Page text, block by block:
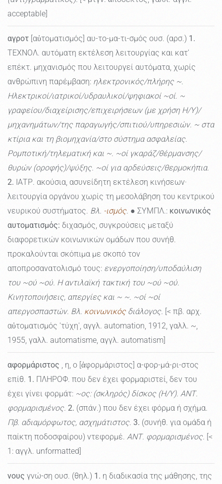
acceptable]
αγροτ [αὐτοματισμός] αυ-το-μα-τι-σμός ουσ. (αρσ.) 1.
ΤΕΧΝΟΛ. αυτόματη εκτέλεση λειτουργίας και κατ'
επέκτ. μηχανισμός που λειτουργεί αυτόματα, χωρίς
ανθρώπινη παρέμβαση: ηλεκτρονικός/πλήρης ~.
Ηλεκτρικοί/ιατρικοί/υδραυλικοί/ψηφιακοί ~οί. ~
γραφείου/διαχείρισης/επιχειρήσεων (με χρήση Η/Υ)/
μηχανημάτων/της παραγωγής/σπιτιού/υπηρεσιών. ~ στα
κτίρια και τη βιομηχανία/στο σύστημα ασφαλείας.
Ρομποτική/τηλεματική και ~. ~οί γκαράζ/θέρμανσης/
θυρών (οροφής)/ψύξης. ~οί για αρδεύσεις/θερμοκήπια.
2. ΙΑΤΡ. ακούσια, ασυνείδητη εκτέλεση κινήσεων·
λειτουργία οργάνου χωρίς τη μεσολάβηση του κεντρικού
νευρικού συστήματος. Βλ. -ισμός. ● ΣΥΜΠΛ.: κοινωνικός
αυτοματισμός: διχασμός, συγκρούσεις μεταξύ
διαφορετικών κοινωνικών ομάδων που συνήθ.
προκαλούνται σκόπιμα με σκοπό τον
αποπροσανατολισμό τους: ενεργοποίηση/υποδαύλιση
του ~ού ~ού. Η αντιλαϊκή τακτική του ~ού ~ού.
Κινητοποιήσεις, απεργίες και ~ ~. ~οί ~οί
απεργοσπαστών. Βλ. κοινωνικόςδιάλογος. [< πβ. αρχ.
αὐτοματισμός 'τύχη', αγγλ. automation, 1912, γαλλ. ~,
1955, γαλλ. automatisme, αγγλ. automatism]
αφορμάριστος , η, ο [ἀφορμάριστος] α-φορ-μά-ρι-στος
επίθ. 1. ΠΛΗΡΟΦ. που δεν έχει φορμαριστεί, δεν του
έχει γίνει φορμάτ: ~ος: (σκληρός) δίσκος (Η/Υ). ΑΝΤ.
φορμαρισμένος. 2. (σπάν.) που δεν έχει φόρμα ή σχήμα.
Πβ. αδιαμόρφωτος, ασχημάτιστος. 3. (συνήθ. για ομάδα ή
παίκτη ποδοσφαίρου) ντεφορμέ. ΑΝΤ. φορμαρισμένος. [<
1: αγγλ. unformatted]
νους γνώ-ση ουσ. (θηλ.) 1. η διαδικασία της μάθησης, της